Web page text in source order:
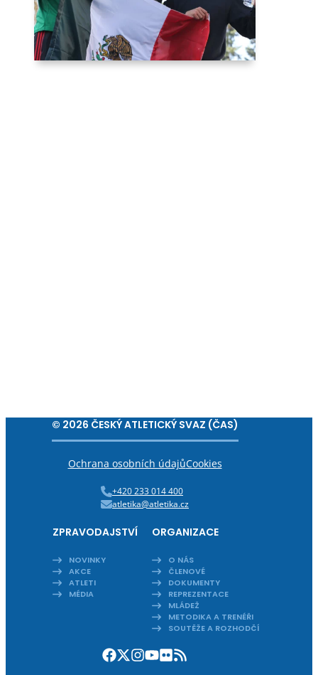
© 2026 ČESKÝ ATLETICKÝ SVAZ (ČAS)
Ochrana osobních údajůCookies
+420 233 014 400
atletika@atletika.cz
ZPRAVODAJSTVÍ
NOVINKY
AKCE
ATLETI
MÉDIA
ORGANIZACE
O NÁS
ČLENOVÉ
DOKUMENTY
REPREZENTACE
MLÁDEŽ
METODIKA A TRENÉŘI
SOUTĚŽE A ROZHODČÍ